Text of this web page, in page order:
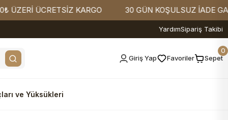
ÜCRETSİZ KARGO 30 GÜN KOŞULSUZ İADE
YardımSipariş Takibi
Giriş Yap Favoriler Sepet
0
ve Yüksükleri